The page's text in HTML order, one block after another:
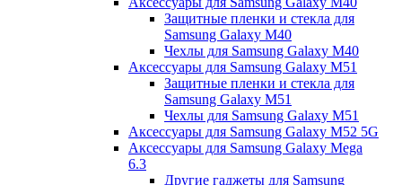
Защитные пленки и стекла для
Samsung Galaxy M40
Чехлы для Samsung Galaxy M40
Аксессуары для Samsung Galaxy M51
Защитные пленки и стекла для
Samsung Galaxy M51
Чехлы для Samsung Galaxy M51
Аксессуары для Samsung Galaxy M52 5G
Аксессуары для Samsung Galaxy Mega
6.3
Другие гаджеты для Samsung